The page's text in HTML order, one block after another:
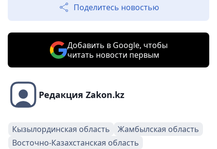
Поделитесь новостью
Добавить в Google, чтобы
читать новости первым
Редакция Zakon.kz
Кызылординская область
Жамбылская область
Восточно-Казахстанская область